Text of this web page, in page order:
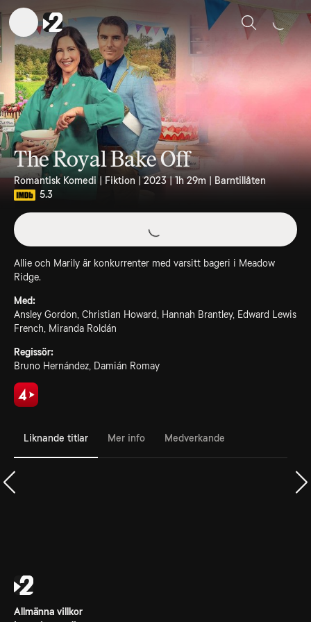
Sök
The Royal Bake Off
Romantisk Komedi | Fiktion | 2023 | 1h 29m | Barntillåten
5.3
Allie och Marily är konkurrenter med varsitt bageri i Meadow
Ridge.
Med:
Ansley Gordon, Christian Howard, Hannah Brantley, Edward Lewis
French, Miranda Roldán
Regissör:
Bruno Hernández, Damián Romay
Liknande titlar Mer info Medverkande
Allmänna villkor